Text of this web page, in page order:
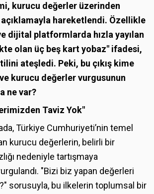
kurucu değerler üzerinden
açıklamayla hareketlendi. Özellikle
dijital platformlarda hızla yayılan
olan üç beş kart yobaz" ifadesi,
ateşledi. Peki, bu çıkış kime
kurucu değerler vurgusunun
ne var?
Taviz Yok"
Türkiye Cumhuriyeti’nin temel
kurucu değerlerin, belirli bir
nedeniyle tartışmaya
"Bizi biz yapan değerleri
sorusuyla, bu ilkelerin toplumsal bir